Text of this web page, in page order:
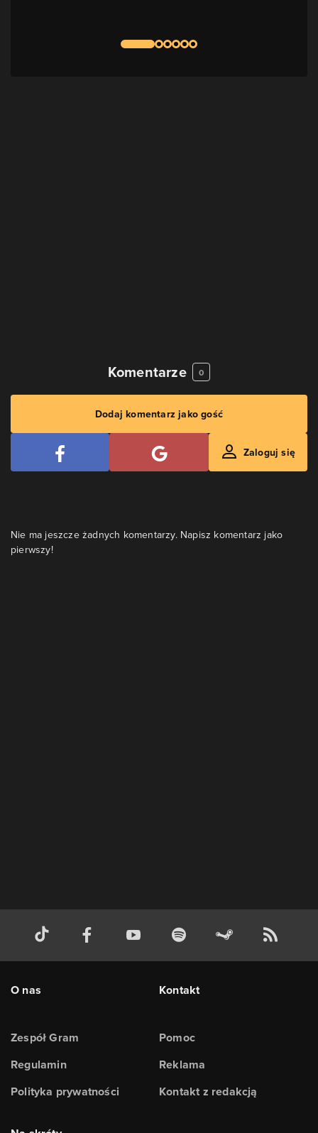
Komentarze 0
Dodaj komentarz jako gość
Zaloguj się
Nie ma jeszcze żadnych komentarzy. Napisz komentarz jako
pierwszy!
O nas
Zespół Gram
Regulamin
Polityka prywatności
Kontakt
Pomoc
Reklama
Kontakt z redakcją